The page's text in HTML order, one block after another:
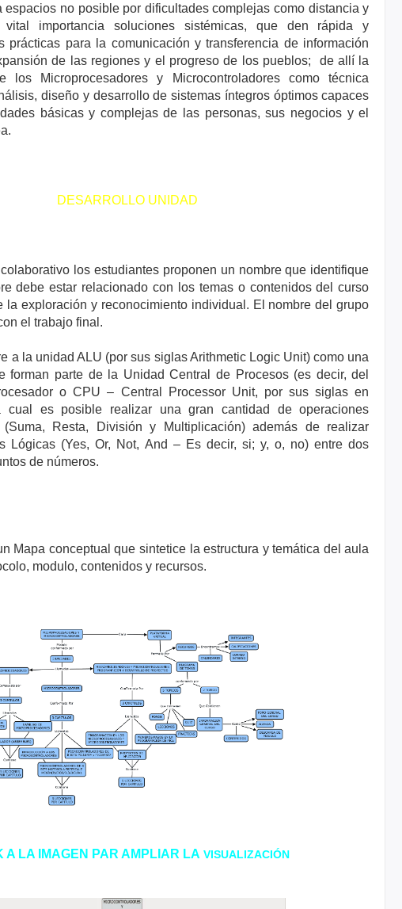
espacios no posible por dificultades complejas como distancia y
importancia soluciones sistémicas, que den rápida y
prácticas para la comunicación y transferencia de información
de las regiones y el progreso de los pueblos; de allí la
los Microprocesadores y Microcontroladores como técnica
diseño y desarrollo de sistemas íntegros óptimos capaces
básicas y complejas de las personas, sus negocios y el
DESARROLLO UNIDAD
los estudiantes proponen un nombre que identifique
debe estar relacionado con los temas o contenidos del curso
la exploración y reconocimiento individual. El nombre del grupo
el trabajo final.
a la unidad ALU (por sus siglas Arithmetic Logic Unit) como una
forman parte de la Unidad Central de Procesos (es decir, del
o CPU – Central Processor Unit, por sus siglas en
cual es posible realizar una gran cantidad de operaciones
(Suma, Resta, División y Multiplicación) además de realizar
Lógicas (Yes, Or, Not, And – Es decir, si; y, o, no) entre dos
de números.
Mapa conceptual que sintetice la estructura y temática del aula
modulo, contenidos y recursos.
A LA IMAGEN PAR AMPLIAR LAVISUALIZACIÓN